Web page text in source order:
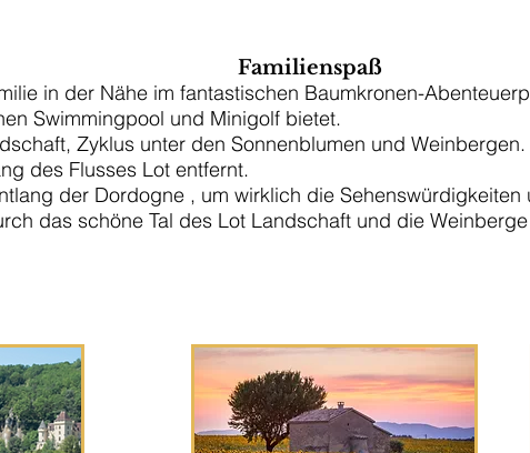
Familienspaß
in der Nähe im fantastischen Baumkronen-
Swimmingpool und Minigolf bietet.
Zyklus unter den Sonnenblumen und
des Flusses Lot entfernt.
der Dordogne , um wirklich die Sehenswürdigkeiten
das schöne Tal des Lot Landschaft und die